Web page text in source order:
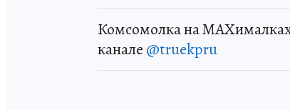
Комсомолка на
канале @truekpru